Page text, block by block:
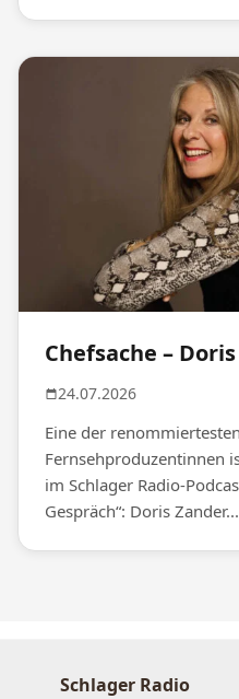
Chefsache –
24.07.2026
Eine der
Fernsehproduzentinnen
im Schlager Radio-
Gespräch“: Doris
Schlager Radio